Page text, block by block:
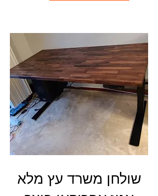
שולחן משרד עץ מלא